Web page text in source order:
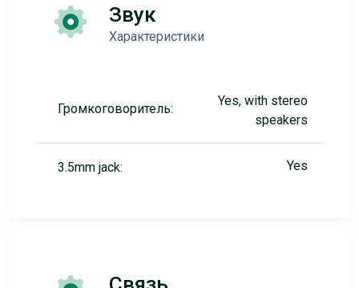
Звук
Характеристики
Громкоговоритель:
Yes, with stereo
speakers
3.5mm jack: Yes